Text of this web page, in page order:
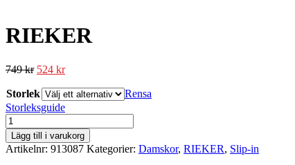
RIEKER
749kr 524 kr
Storlek
Rensa
Storleksguide
RIEKER
mängd
Lägg till i varukorg
Artikelnr: 913087 Kategorier: Damskor, RIEKER, Slip-in